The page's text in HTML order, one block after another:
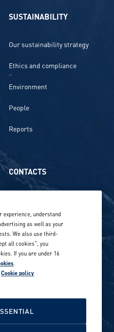
SUSTAINABILITY
Our sustainability strategy
Ethics and compliance
Environment
People
Reports
CONTACTS
Privacy Policy
Site terms
Cookie Policy
experience, understand
as well as your
We also use third-
all cookies", you
If you are under 16
.
Cookie policy